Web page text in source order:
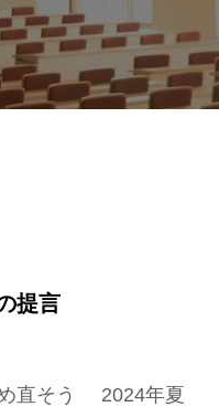
提言
め直そう 2024年夏